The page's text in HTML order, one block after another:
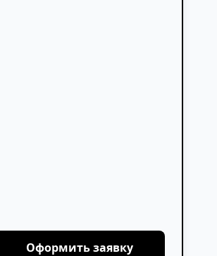
Оформить заявку